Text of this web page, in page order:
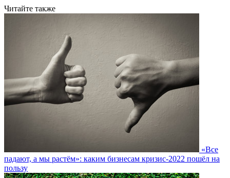
Читайте также
«Все
падают, а мы растём»: каким бизнесам кризис-2022 пошёл на
пользу